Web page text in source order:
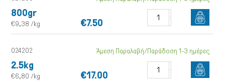
800gr
€9,38 /kg €7.50
2.5kg
€6,80 /kg
024202 Άμεση Παραλαβή/Παράδοση 1-3 ημέρες
€17.00